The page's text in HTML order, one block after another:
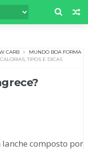
CARB
MUNDO BOA FORMA
TIPOS E DICAS
composto por